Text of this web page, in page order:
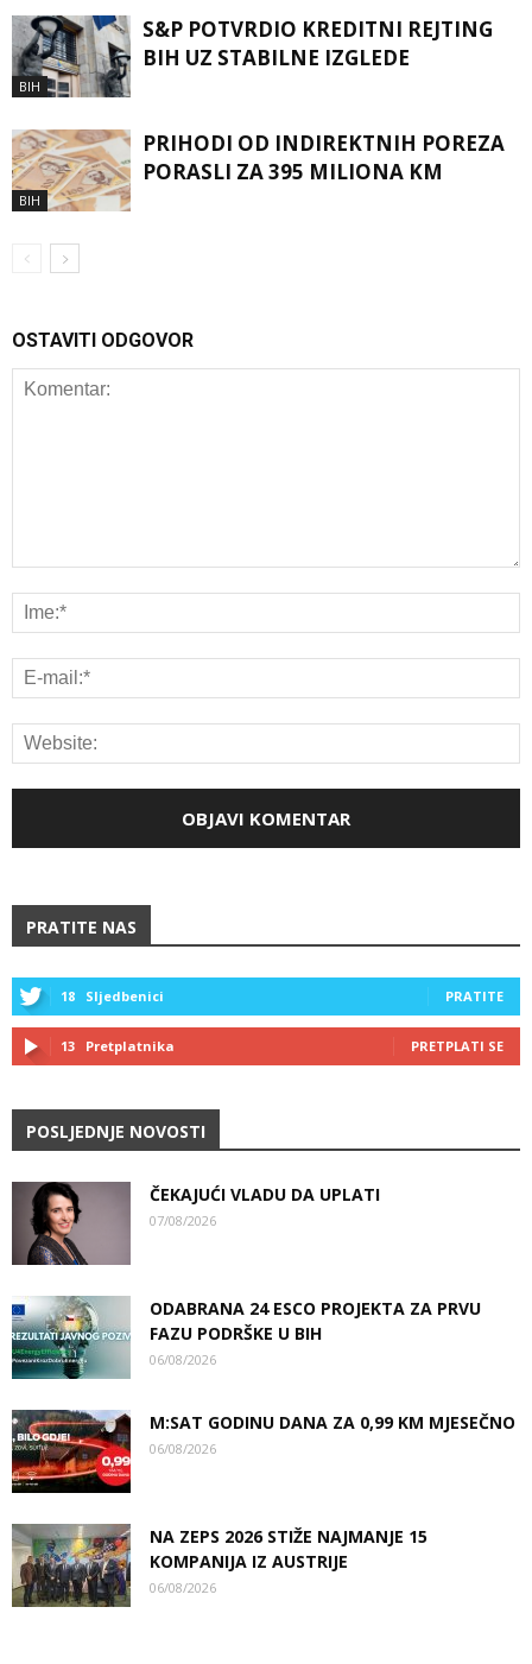
BIH
S&P POTVRDIO KREDITNI REJTING
BIH UZ STABILNE IZGLEDE
BIH
PRIHODI OD INDIREKTNIH POREZA
PORASLI ZA 395 MILIONA KM
OSTAVITI ODGOVOR
PRATITE NAS
18 Sljedbenici PRATITE
13 Pretplatnika PRETPLATI SE
POSLJEDNJE NOVOSTI
ČEKAJUĆI VLADU DA UPLATI
07/08/2026
ODABRANA 24 ESCO PROJEKTA ZA PRVU
FAZU PODRŠKE U BIH
06/08/2026
M:SAT GODINU DANA ZA 0,99 KM MJESEČNO
06/08/2026
NA ZEPS 2026 STIŽE NAJMANJE 15
KOMPANIJA IZ AUSTRIJE
06/08/2026